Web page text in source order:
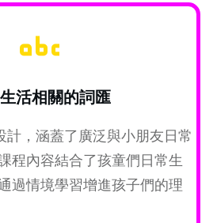
活相關的詞匯
計，涵蓋了廣泛與小朋友日常
程內容結合了孩童們日常生
過情境學習增進孩子們的理